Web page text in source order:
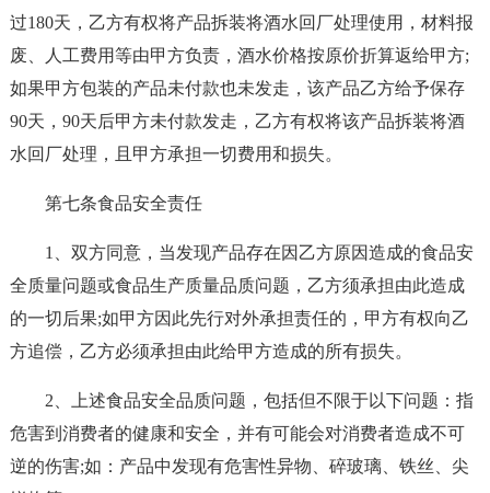
过180天，乙方有权将产品拆装将酒水回厂处理使用，材料报
废、人工费用等由甲方负责，酒水价格按原价折算返给甲方;
如果甲方包装的产品未付款也未发走，该产品乙方给予保存
90天，90天后甲方未付款发走，乙方有权将该产品拆装将酒
水回厂处理，且甲方承担一切费用和损失。
第七条食品安全责任
1、双方同意，当发现产品存在因乙方原因造成的食品安
全质量问题或食品生产质量品质问题，乙方须承担由此造成
的一切后果;如甲方因此先行对外承担责任的，甲方有权向乙
方追偿，乙方必须承担由此给甲方造成的所有损失。
2、上述食品安全品质问题，包括但不限于以下问题：指
危害到消费者的健康和安全，并有可能会对消费者造成不可
逆的伤害;如：产品中发现有危害性异物、碎玻璃、铁丝、尖